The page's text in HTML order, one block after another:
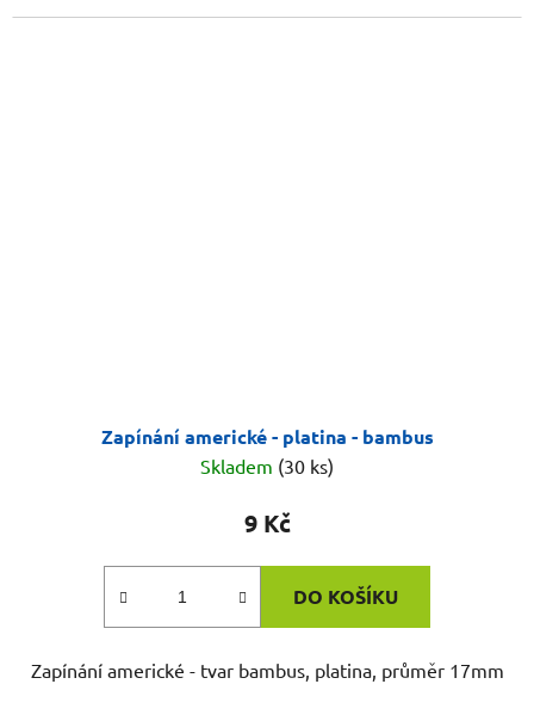
Zapínání americké - platina - bambus
Skladem (30 ks)
9 Kč
DO KOŠÍKU
Zapínání americké - tvar bambus, platina, průměr 17mm